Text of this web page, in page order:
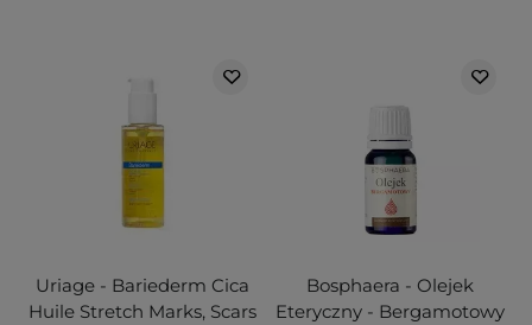
Uriage - Bariederm Cica
Huile Stretch Marks, Scars
Bosphaera - Olejek
Eteryczny - Bergamotowy